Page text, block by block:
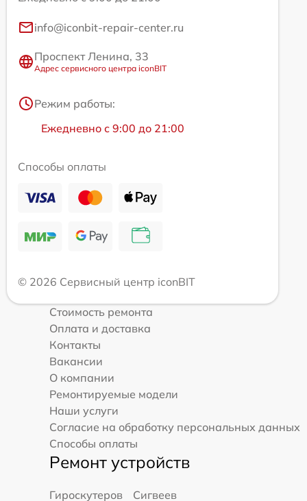
info@iconbit-repair-center.ru
Проспект Ленина, 33
Адрес сервисного центра iconBIT
Режим работы:
Ежедневно с 9:00 до 21:00
Способы оплаты
© 2026 Сервисный центр iconBIT
Стоимость ремонта
Оплата и доставка
Контакты
Вакансии
О компании
Ремонтируемые модели
Наши услуги
Согласие на обработку персональных данных
Способы оплаты
Ремонт устройств
Гироскутеров
Сигвеев